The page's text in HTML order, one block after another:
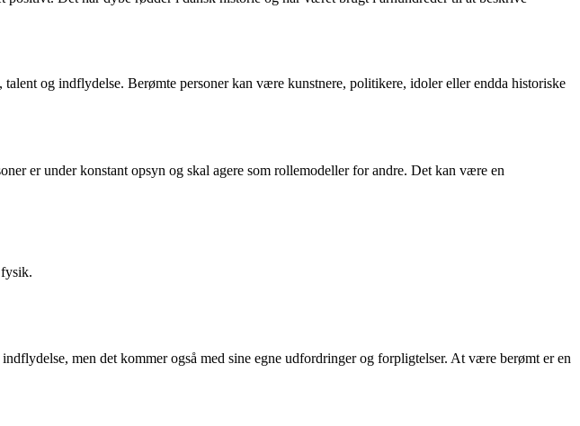
og indflydelse. Berømte personer kan være kunstnere, politikere, idoler eller endda historiske
er under konstant opsyn og skal agere som rollemodeller for andre. Det kan være en
men det kommer også med sine egne udfordringer og forpligtelser. At være berømt er en